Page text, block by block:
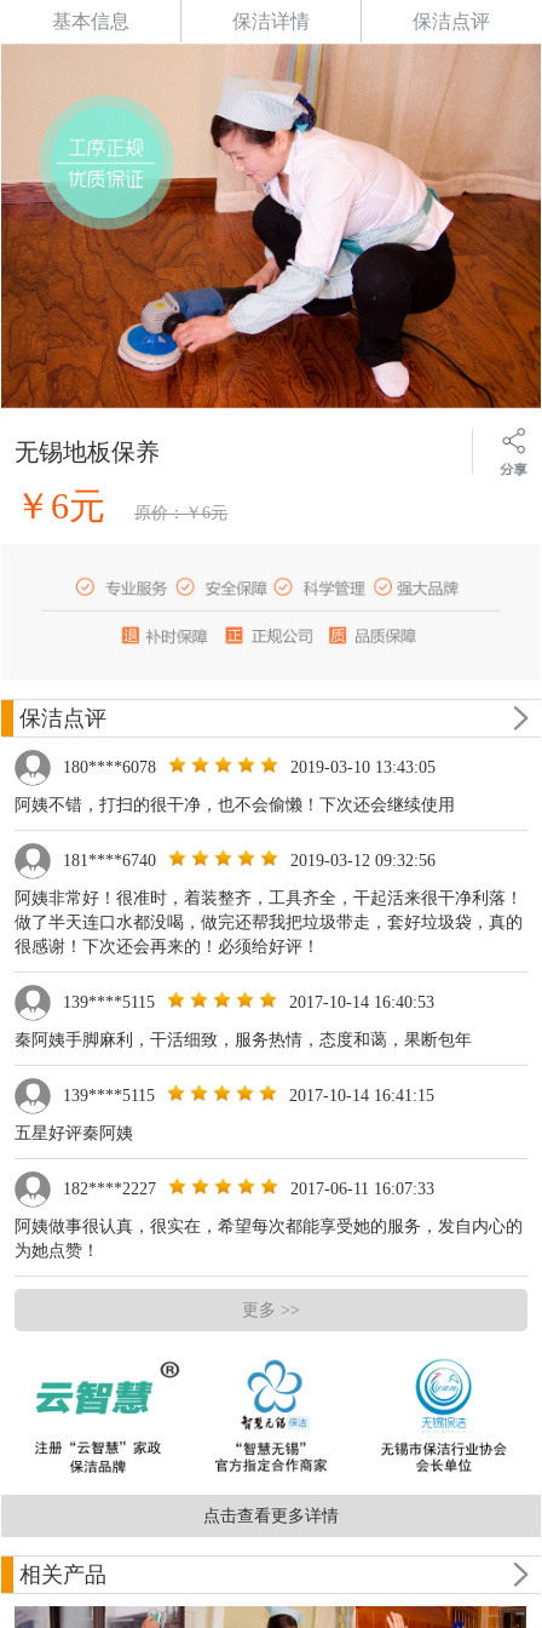
基本信息 保洁详情 保洁点评
无锡地板保养
￥6元 原价：￥6元
保洁点评
180****6078 2019-03-10 13:43:05
阿姨不错，打扫的很干净，也不会偷懒！下次还会继续使用
181****6740 2019-03-12 09:32:56
阿姨非常好！很准时，着装整齐，工具齐全，干起活来很干净利落！
做了半天连口水都没喝，做完还帮我把垃圾带走，套好垃圾袋，真的
很感谢！下次还会再来的！必须给好评！
139****5115 2017-10-14 16:40:53
秦阿姨手脚麻利，干活细致，服务热情，态度和蔼，果断包年
139****5115 2017-10-14 16:41:15
五星好评秦阿姨
182****2227 2017-06-11 16:07:33
阿姨做事很认真，很实在，希望每次都能享受她的服务，发自内心的
为她点赞！
更多 >>
点击查看更多详情
相关产品